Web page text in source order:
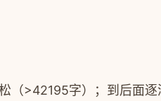
（>42195字）；到后面